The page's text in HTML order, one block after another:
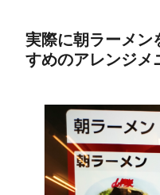
実際に朝ラーメン
すめのアレンジメ